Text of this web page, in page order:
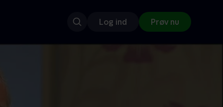
Log ind Prøv nu